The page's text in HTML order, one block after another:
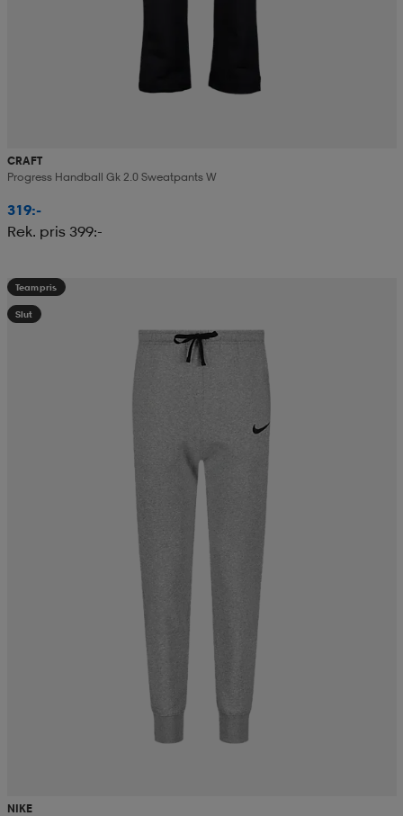
CRAFT
Progress Handball Gk 2.0 Sweatpants W
319:-
Rek. pris 399:-
Teampris
Slut
NIKE